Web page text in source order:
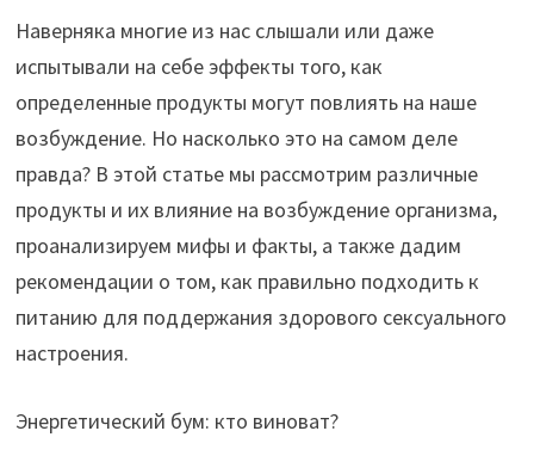
Наверняка многие из нас слышали или даже
испытывали на себе эффекты того, как
определенные продукты могут повлиять на наше
возбуждение. Но насколько это на самом деле
правда? В этой статье мы рассмотрим различные
продукты и их влияние на возбуждение организма,
проанализируем мифы и факты, а также дадим
рекомендации о том, как правильно подходить к
питанию для поддержания здорового сексуального
настроения.
Энергетический бум: кто виноват?